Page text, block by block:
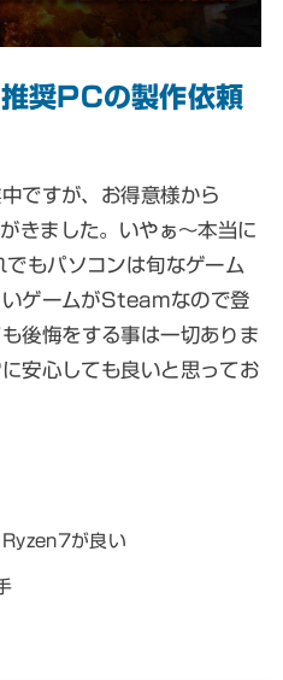
奨PCの製作依頼
ですが、お得意様から
がきました。いやぁ～本当に
でもパソコンは旬なゲーム
いゲームがSteamなので登
後悔をする事は一切ありま
安心しても良いと思ってお
が良い